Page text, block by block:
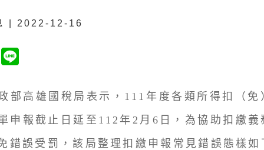
| 2022-12-16
雄國稅局表示，111年度各類所得扣（免
申報截止日延至112年2月6日，為協助扣繳義
錯誤受罰，該局整理扣繳申報常見錯誤態樣